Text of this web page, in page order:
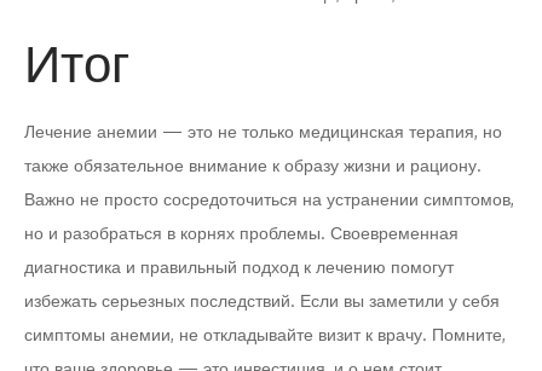
Итог
Лечение анемии — это не только медицинская терапия, но
также обязательное внимание к образу жизни и рациону.
Важно не просто сосредоточиться на устранении симптомов,
но и разобраться в корнях проблемы. Своевременная
диагностика и правильный подход к лечению помогут
избежать серьезных последствий. Если вы заметили у себя
симптомы анемии, не откладывайте визит к врачу. Помните,